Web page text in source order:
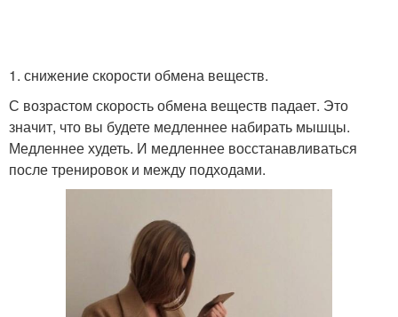
1. снижение скорости обмена веществ.
С возрастом скорость обмена веществ падает. Это
значит, что вы будете медленнее набирать мышцы.
Медленнее худеть. И медленнее восстанавливаться
после тренировок и между подходами.